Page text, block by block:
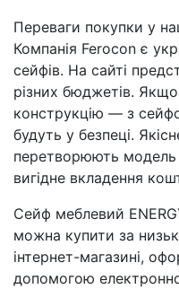
Переваги покупки у
Компанія Ferocon є
сейфів. На сайті
різних бюджетів.
конструкцію — з
будуть у безпеці.
перетворюють модель
вигідне вкладення
Сейф меблевий
можна купити за
інтернет-магазині,
допомогою